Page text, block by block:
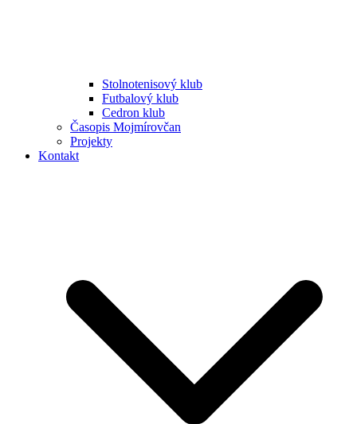
Stolnotenisový klub
Futbalový klub
Cedron klub
Časopis Mojmírovčan
Projekty
Kontakt